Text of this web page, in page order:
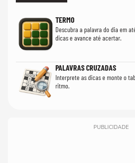
TERMO
Descubra a palavra do dia em
dicas e avance até acertar.
PALAVRAS CRUZADAS
Interprete as dicas e monte o
ritmo.
PUBLICIDADE